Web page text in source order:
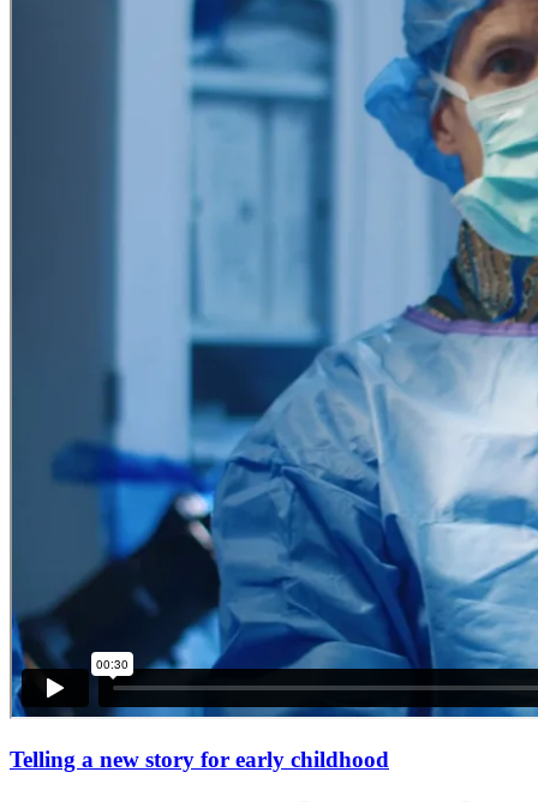
Telling a new story for early childhood